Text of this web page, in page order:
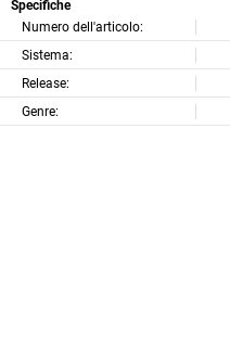
Specifiche
Numero dell'articolo:
Sistema:
Release:
Genre: